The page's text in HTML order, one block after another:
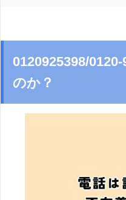
0120925398/
のか？